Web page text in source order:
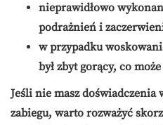
nieprawidłowo
podrażnień i
w przypadku
był zbyt gorący, co
Jeśli nie masz
zabiegu, warto rozważyć